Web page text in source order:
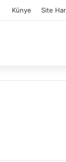
Künye Site